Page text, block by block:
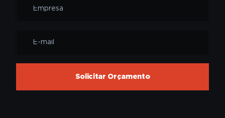
Solicitar Orçamento